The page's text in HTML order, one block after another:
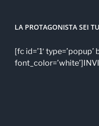
LA PROTAGONISTA SEI
[fc id=’1′